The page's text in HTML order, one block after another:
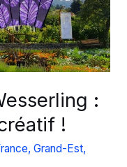
:
!
, Grand-Est,